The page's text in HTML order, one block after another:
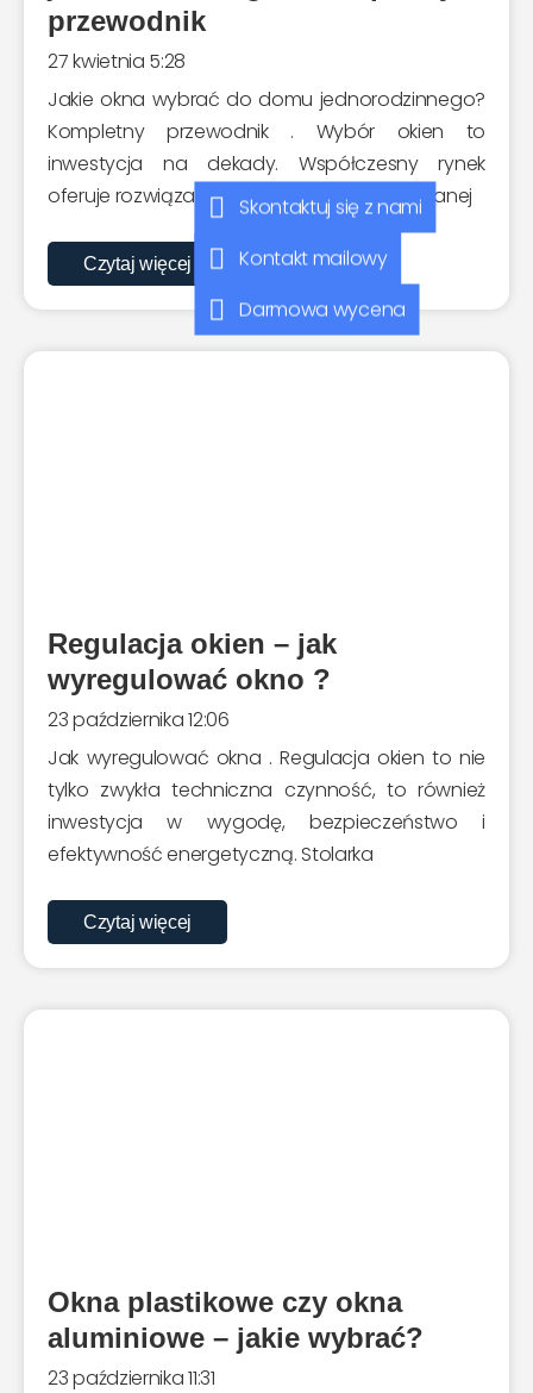
przewodnik
27 kwietnia 5:28
Jakie okna wybrać do domu jednorodzinnego?
Kompletny przewodnik . Wybór okien to
inwestycja na dekady. Współczesny rynek
oferuje rozwiązania oparte na zaawansowanej
Czytaj więcej
Regulacja okien – jak
wyregulować okno ?
23 października 12:06
Jak wyregulować okna . Regulacja okien to nie
tylko zwykła techniczna czynność, to również
inwestycja w wygodę, bezpieczeństwo i
efektywność energetyczną. Stolarka
Czytaj więcej
Okna plastikowe czy okna
aluminiowe – jakie wybrać?
23 października 11:31
Skontaktuj się z nami
Kontakt mailowy
Darmowa wycena